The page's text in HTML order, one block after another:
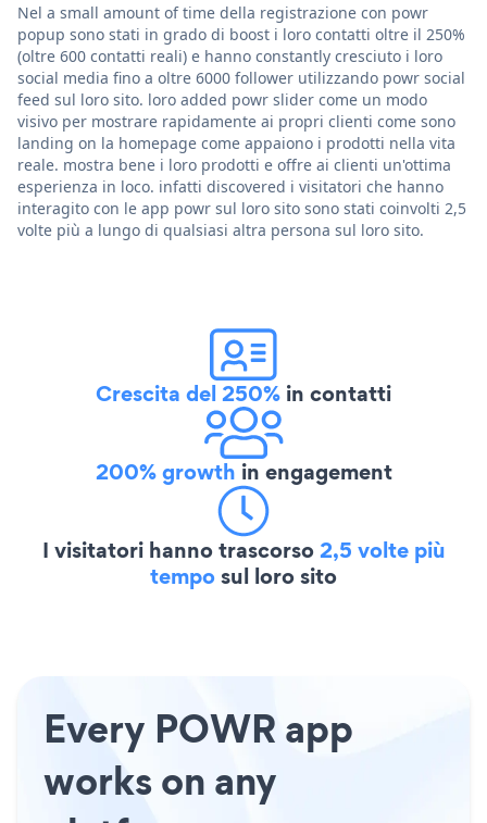
Nel a small amount of time della registrazione con powr
popup sono stati in grado di boost i loro contatti oltre il 250%
(oltre 600 contatti reali) e hanno constantly cresciuto i loro
social media fino a oltre 6000 follower utilizzando powr social
feed sul loro sito. loro added powr slider come un modo
visivo per mostrare rapidamente ai propri clienti come sono
landing on la homepage come appaiono i prodotti nella vita
reale. mostra bene i loro prodotti e offre ai clienti un'ottima
esperienza in loco. infatti discovered i visitatori che hanno
interagito con le app powr sul loro sito sono stati coinvolti 2,5
volte più a lungo di qualsiasi altra persona sul loro sito.
Crescita del 250% in contatti
200% growth in engagement
I visitatori hanno trascorso2,5 volte più
temposul loro sito
Every POWR app
works on any